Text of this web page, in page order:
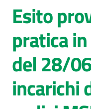
cura
AUSL
Comunica
Esito
pratica
del 28/
incarichi